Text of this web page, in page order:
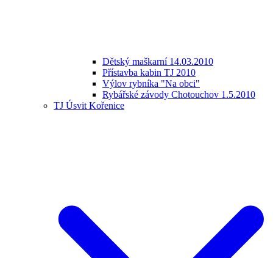
Dětský maškarní 14.03.2010
Přístavba kabin TJ 2010
Výlov rybníka "Na obci"
Rybářské závody Chotouchov 1.5.2010
TJ Úsvit Kořenice